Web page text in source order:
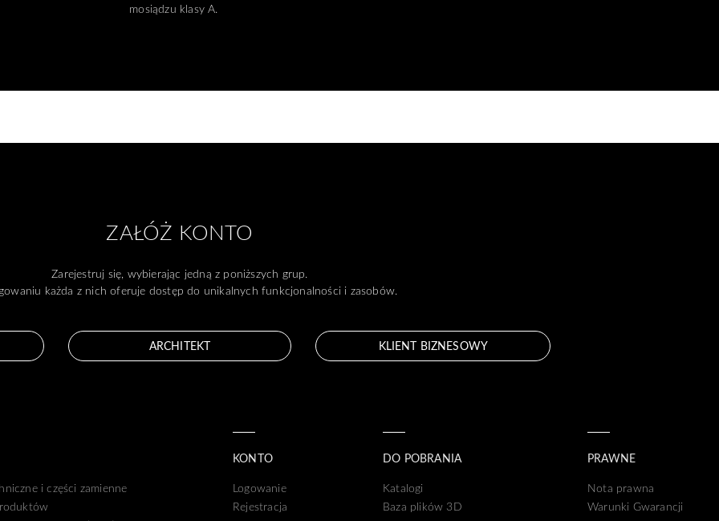
mosiądzu klasy A.
ZAŁÓŻ KONTO
Zarejestruj się, wybierając jedną z poniższych grup.
każda z nich oferuje dostęp do unikalnych funkcjonalności i zasobów.
ARCHITEKT KLIENT BIZNESOWY
i części zamienne
KONTO
Logowanie
Rejestracja
DO POBRANIA
Katalogi
Baza plików 3D
PRAWNE
Nota prawna
Warunki Gwarancji